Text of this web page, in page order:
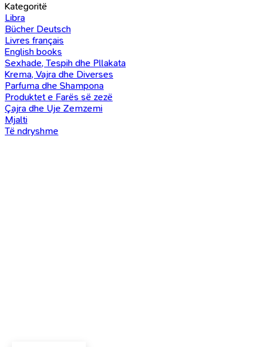
Kategoritë
Libra
Bücher Deutsch
Livres français
English books
Sexhade, Tespih dhe Pllakata
Krema, Vajra dhe Diverses
Parfuma dhe Shampona
Produktet e Farës së zezë
Çajra dhe Uje Zemzemi
Mjalti
Të ndryshme